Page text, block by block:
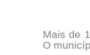
Mais de
O